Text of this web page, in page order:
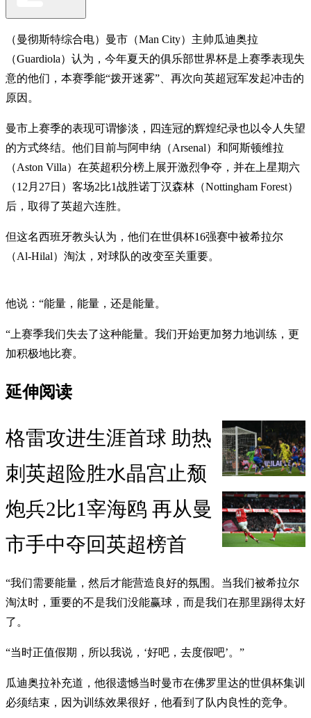
（曼彻斯特综合电）曼市（Man City）主帅瓜迪奥拉
（Guardiola）认为，今年夏天的俱乐部世界杯是上赛季表现失
意的他们，本赛季能“拨开迷雾”、再次向英超冠军发起冲击的
原因。
曼市上赛季的表现可谓惨淡，四连冠的辉煌纪录也以令人失望
的方式终结。他们目前与阿申纳（Arsenal）和阿斯顿维拉
（Aston Villa）在英超积分榜上展开激烈争夺，并在上星期六
（12月27日）客场2比1战胜诺丁汉森林（Nottingham Forest）
后，取得了英超六连胜。
但这名西班牙教头认为，他们在世俱杯16强赛中被希拉尔
（Al-Hilal）淘汰，对球队的改变至关重要。
他说：“能量，能量，还是能量。
“上赛季我们失去了这种能量。我们开始更加努力地训练，更
加积极地比赛。
延伸阅读
格雷攻进生涯首球 助热
刺英超险胜水晶宫止颓
炮兵2比1宰海鸥 再从曼
市手中夺回英超榜首
“我们需要能量，然后才能营造良好的氛围。当我们被希拉尔
淘汰时，重要的不是我们没能赢球，而是我们在那里踢得太好
了。
“当时正值假期，所以我说，‘好吧，去度假吧’。”
瓜迪奥拉补充道，他很遗憾当时曼市在佛罗里达的世俱杯集训
必须结束，因为训练效果很好，他看到了队内良性的竞争。